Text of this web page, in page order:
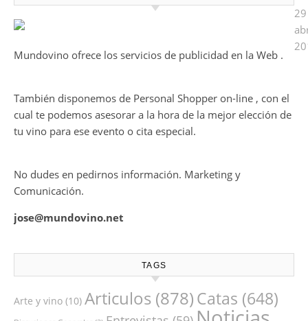
Mundovino ofrece los servicios de publicidad en la Web .
También disponemos de Personal Shopper on-line , con el
cual te podemos asesorar a la hora de la mejor elección de
tu vino para ese evento o cita especial.
No dudes en pedirnos información. Marketing y
Comunicación.
jose@mundovino.net
TAGS
Arte y vino (10) Articulos (878)Catas (648)
29